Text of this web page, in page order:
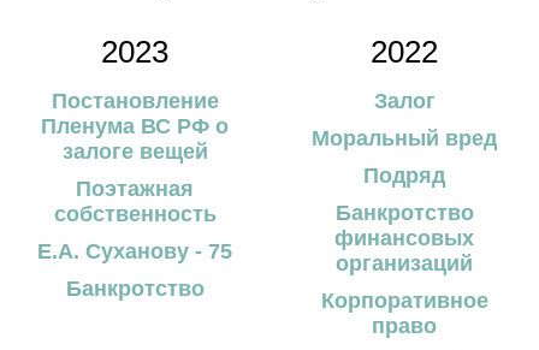
2023
Постановление
Пленума ВС РФ о
залоге вещей
Поэтажная
собственность
Е.А. Суханову - 75
Банкротство
2022
Залог
Моральный вред
Подряд
Банкротство
финансовых
организаций
Корпоративное
право